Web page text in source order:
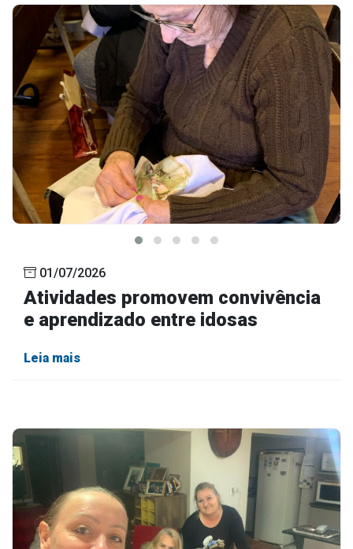
01/07/2026
Atividades promovem convivência
e aprendizado entre idosas
Leia mais